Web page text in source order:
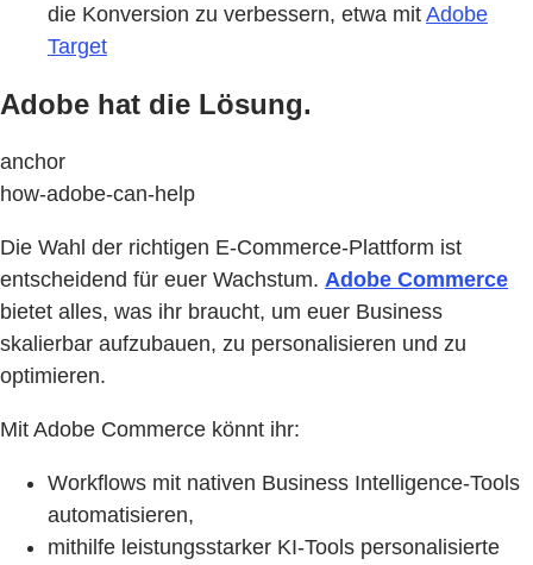
die Konversion zu verbessern, etwa mit Adobe
Target
Adobe hat die Lösung.
anchor
how-adobe-can-help
Die Wahl der richtigen E-Commerce-Plattform ist
entscheidend für euer Wachstum. Adobe Commerce
bietet alles, was ihr braucht, um euer Business
skalierbar aufzubauen, zu personalisieren und zu
optimieren.
Mit Adobe Commerce könnt ihr:
Workflows mit nativen Business Intelligence-Tools
automatisieren,
mithilfe leistungsstarker KI-Tools personalisierte